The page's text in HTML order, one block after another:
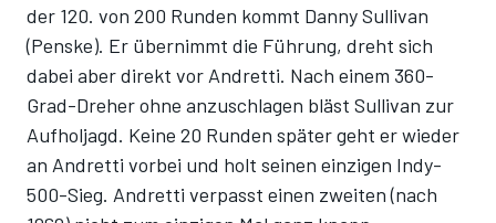
der 120. von 200 Runden kommt Danny Sullivan
(Penske). Er übernimmt die Führung, dreht sich
dabei aber direkt vor Andretti. Nach einem 360-
Grad-Dreher ohne anzuschlagen bläst Sullivan zur
Aufholjagd. Keine 20 Runden später geht er wieder
an Andretti vorbei und holt seinen einzigen Indy-
500-Sieg. Andretti verpasst einen zweiten (nach